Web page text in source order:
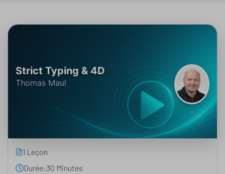
Strict Typing & 4D
Thomas Maul
1 Leçon
Durée:30 Minutes